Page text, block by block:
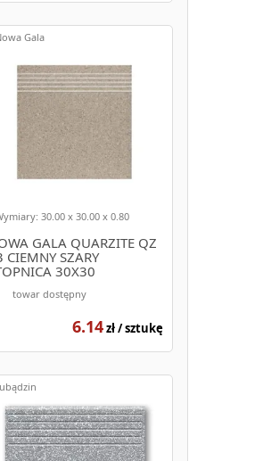
Oferujemy szeroką
zapoznania się z naszą
GALA QUARZITE QZ
CIEMNY SZARY
30X30
30.00 x 30.00 x 0.80
Gala
towar dostępny
6.14zł / sztukę